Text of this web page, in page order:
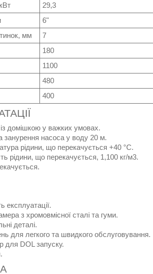
29,3
6"
мм
7
180
1100
480
400
домішкою у важких умовах.
занурення насоса у воду 20 м.
рідини, що перекачується +40 °C.
рідини, що перекачується, 1,100 кг/м3.
експлуатації.
з хромовмісної сталі та гуми.
деталі.
для легкого та швидкого обслуговування.
для DOL запуску.